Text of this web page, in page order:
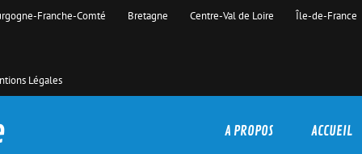
Franche-Comté Bretagne Centre-Val de Loire Île-de-France
Légales
A PROPOS ACCUEIL